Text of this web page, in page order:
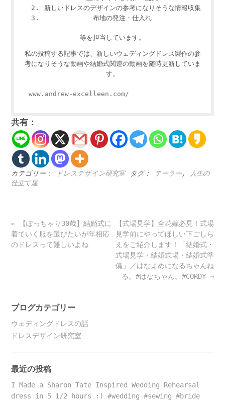
新しいドレスのデザインの参考になりそうな情報収集
布地の発注・仕入れ
等を担当しています。
私の投稿する記事では、新しいウェディングドレス製作の参
考になりそうな動画や結婚式関連の動画を随時更新していま
す。
www.andrew-excelleen.com/
共有：
カテゴリー： ドレスデザイン研究室 タグ： テーラー,
人生の
仕立て屋
Post
navigation
【式場見学】全花嫁必見！式場
見学前にやってほしい下ごしら
えをご紹介します！「結婚式・
式場見学・結婚式場・結婚式準
備」／はなよめになるちゃんね
る。#はなちゃん。#CORDY →
← 【ぽっちゃり30歳】結婚式に
着ていく服を選びたいが年相応
のドレスって難しいよね
ブログカテゴリー
ウェディングドレスの話
ドレスデザイン研究室
最近の投稿
I Made a Sharon Tate Inspired Wedding Rehearsal
dress in 5 1/2 hours :) #wedding #sewing #bride